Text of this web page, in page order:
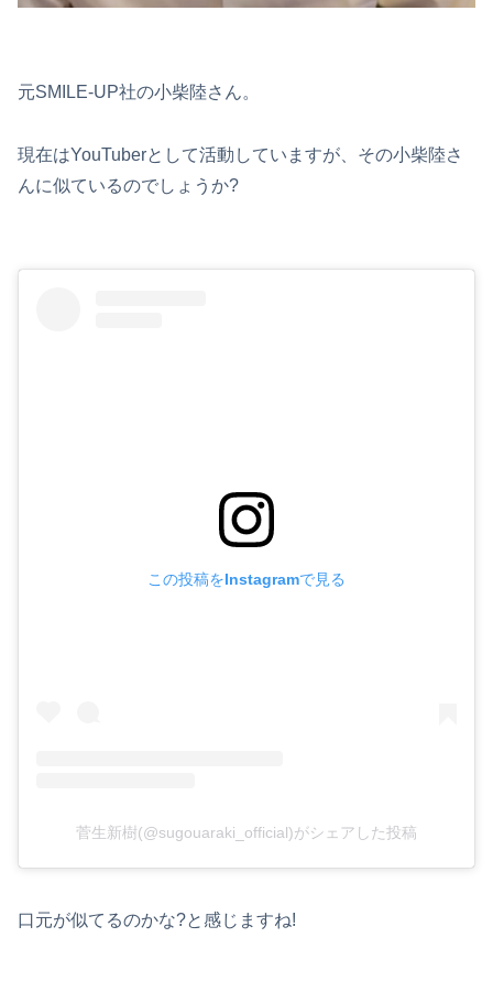
元SMILE-UP社の小柴陸さん。
現在はYouTuberとして活動していますが、その小柴陸さ
んに似ているのでしょうか?
この投稿をInstagramで見る
菅生新樹(@sugouaraki_official)がシェアした投稿
口元が似てるのかな?と感じますね!